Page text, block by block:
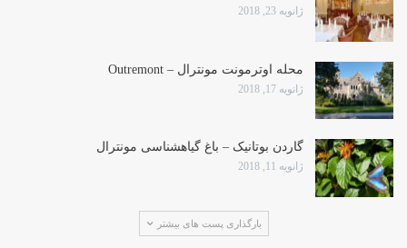
ژانویه 23, 2018
محله اوترمونت مونترال – Outremont
ژانویه 17, 2018
گاردن بوتانیک – باغ گیاهشناسی مونترال
ژانویه 11, 2018
بارگذاری پست های بیشتر